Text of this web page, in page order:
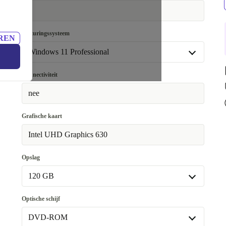
Besturingssysteem
Windows 11 Professional
Windows 11 Professional
Windows 11 Home +€174,17
Connectiviteit
nee
Grafische kaart
Intel UHD Graphics 630
Opslag
120 GB
120 GB
128 GB +€9,44
Optische schijf
DVD-ROM